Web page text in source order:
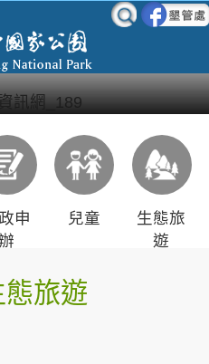
申
兒童
生態旅
遊
旅遊